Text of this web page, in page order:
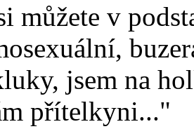
můžete v
jsem na
přítelkyni..."